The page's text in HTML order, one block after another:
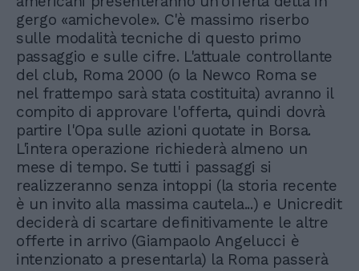
gergo «amichevole». C'è massimo riserbo
sulle modalità tecniche di questo primo
passaggio e sulle cifre. L'attuale controllante
del club, Roma 2000 (o la Newco Roma se
nel frattempo sarà stata costituita) avranno il
compito di approvare l'offerta, quindi dovrà
partire l'Opa sulle azioni quotate in Borsa.
L'intera operazione richiederà almeno un
mese di tempo. Se tutti i passaggi si
realizzeranno senza intoppi (la storia recente
è un invito alla massima cautela...) e Unicredit
deciderà di scartare definitivamente le altre
offerte in arrivo (Giampaolo Angelucci è
intenzionato a presentarla) la Roma passerà